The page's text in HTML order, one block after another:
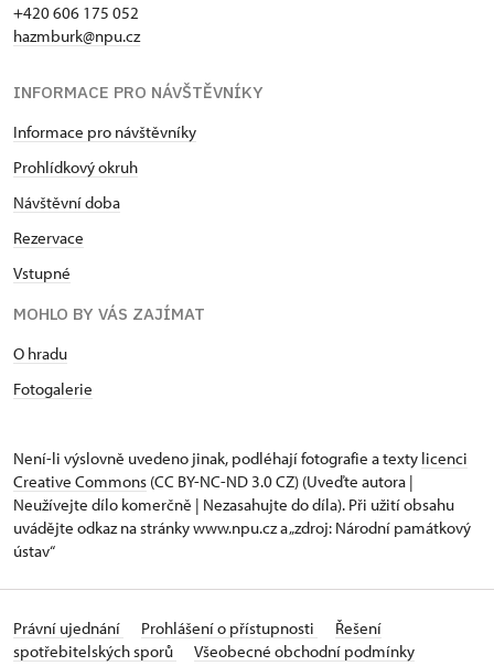
+420 606 175 052
hazmburk@npu.cz
INFORMACE PRO NÁVŠTĚVNÍKY
Informace pro návštěvníky
Prohlídkový okruh
Návštěvní doba
Rezervace
Vstupné
MOHLO BY VÁS ZAJÍMAT
O hradu
Fotogalerie
Není-li výslovně uvedeno jinak, podléhají fotografie a texty licenci
Creative Commons (CC BY-NC-ND 3.0 CZ) (Uveďte autora |
Neužívejte dílo komerčně | Nezasahujte do díla). Při užití obsahu
uvádějte odkaz na stránky www.npu.cz a „zdroj: Národní památkový
ústav“
Právní ujednání Prohlášení o přístupnosti
Řešení
spotřebitelských sporů
Všeobecné obchodní podmínky